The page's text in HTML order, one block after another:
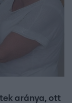
aránya, ott